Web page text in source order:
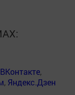
ВКонтакте,
, Яндекс.Дзен